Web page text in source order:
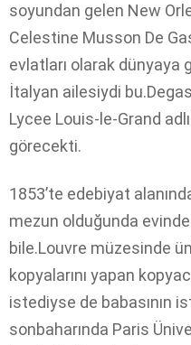
soyundan gelen New
Celestine Musson De
evlatları olarak dünyaya
İtalyan ailesiydi
Lycee Louis-le-Grand
görecekti.
1853’te edebiyat
mezun olduğunda
bile.Louvre müzesinde
kopyalarını yapan
istediyse de babasının
sonbaharında Paris